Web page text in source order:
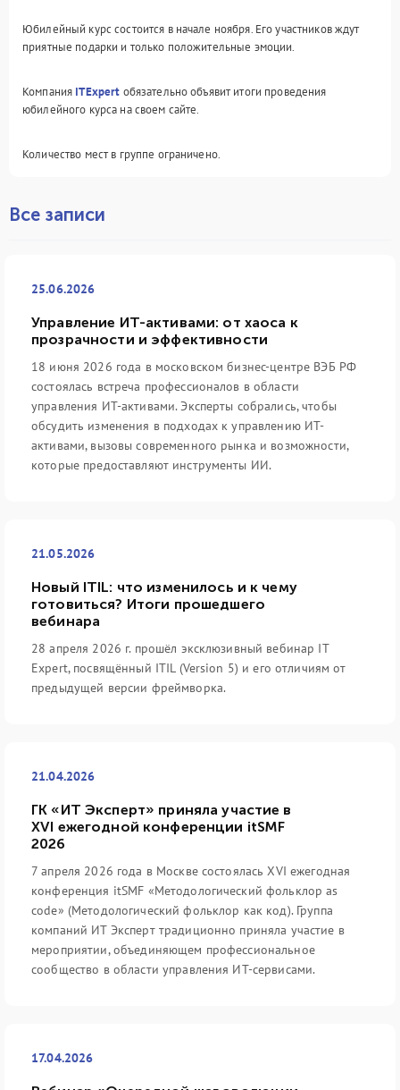
Юбилейный курс состоится в начале ноября. Его участников ждут
приятные подарки и только положительные эмоции.
Компания ITExpert обязательно объявит итоги проведения
юбилейного курса на своем сайте.
Количество мест в группе ограничено.
Все записи
25.06.2026
Управление ИТ-активами: от хаоса к
прозрачности и эффективности
18 июня 2026 года в московском бизнес-центре ВЭБ РФ
состоялась встреча профессионалов в области
управления ИТ-активами. Эксперты собрались, чтобы
обсудить изменения в подходах к управлению ИТ-
активами, вызовы современного рынка и возможности,
которые предоставляют инструменты ИИ.
21.05.2026
Новый ITIL: что изменилось и к чему
готовиться? Итоги прошедшего
вебинара
28 апреля 2026 г. прошёл эксклюзивный вебинар IT
Expert, посвящённый ITIL (Version 5) и его отличиям от
предыдущей версии фреймворка.
21.04.2026
ГК «ИТ Эксперт» приняла участие в
XVI ежегодной конференции itSMF
2026
7 апреля 2026 года в Москве состоялась XVI ежегодная
конференция itSMF «Методологический фольклор as
code» (Методологический фольклор как код). Группа
компаний ИТ Эксперт традиционно приняла участие в
мероприятии, объединяющем профессиональное
сообщество в области управления ИТ-сервисами.
17.04.2026